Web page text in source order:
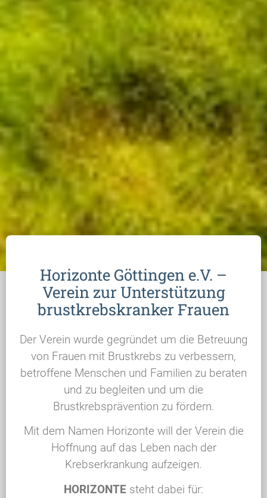
Horizonte Göttingen e.V. –
Verein zur Unterstützung
brustkrebskranker Frauen
Der Verein wurde gegründet um die Betreuung
von Frauen mit Brustkrebs zu verbessern,
betroffene Menschen und Familien zu beraten
und zu begleiten und um die
Brustkrebsprävention zu fördern.
Mit dem Namen Horizonte will der Verein die
Hoffnung auf das Leben nach der
Krebserkrankung aufzeigen.
HORIZONTE steht dabei für: